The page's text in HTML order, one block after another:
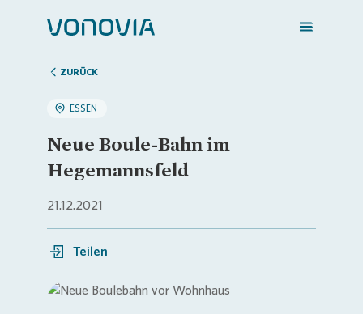
Zuhause finden
Mein Zuhause
Meine Stadt
Weitere Angebote
ZURÜCK
ESSEN
Neue Boule-Bahn im
Hegemannsfeld
21.12.2021
Teilen